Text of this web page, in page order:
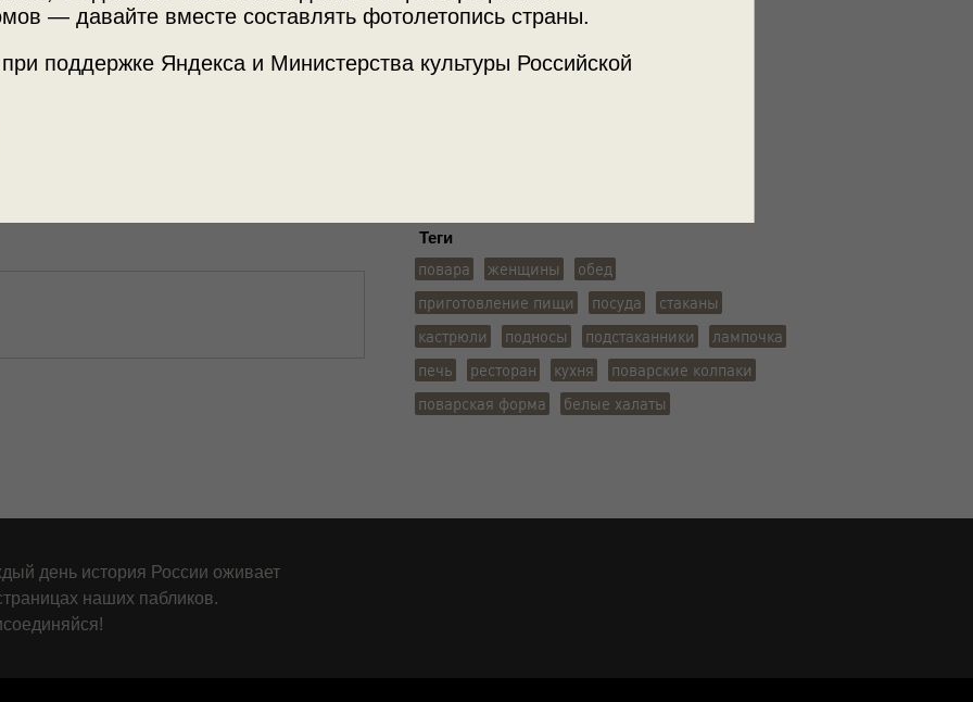
— давайте вместе составлять фотолетопись страны.
поддержке Яндекса и Министерства культуры Российской
Теги
повара женщины
обед
приготовление пищи
посуда
стаканы
кастрюли
подносы подстаканники
лампочка
печь
ресторан кухня
поварские колпаки
поварская форма
белые халаты
Новороссийск. На раздаче с первым
кавалер ордена «Знак почета».
Sergey.
день история России оживает
наших пабликов.